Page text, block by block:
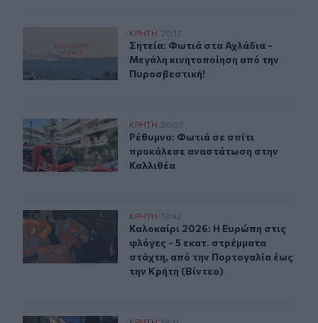
Σητεία: Φωτιά στα Αχλάδια - Μεγάλη κινητοποίηση
ΚΡΗΤΗ 20:17
Σητεία: Φωτιά στα Αχλάδια -
Σητεία: Φωτιά στα Αχλάδια -
Μεγάλη κινητοποίηση από την
Πυροσβεστική!
Ρέθυμνο: Φωτιά σε σπίτι προκάλεσε αναστάτωση στην
ΚΡΗΤΗ 20:07
Ρέθυμνο: Φωτιά σε σπίτι
Ρέθυμνο: Φωτιά σε σπίτι
προκάλεσε αναστάτωση στην
Καλλιθέα
Καλοκαίρι 2026: Η Ευρώπη στις φλόγες - 5 εκατ.
ΚΡΗΤΗ 19:42
Καλοκαίρι 2026: Η Ευρώπη στις
Καλοκαίρι 2026: Η Ευρώπη στις
φλόγες - 5 εκατ. στρέμματα
στάχτη, από την Πορτογαλία έως
την Κρήτη (Βίντεο)